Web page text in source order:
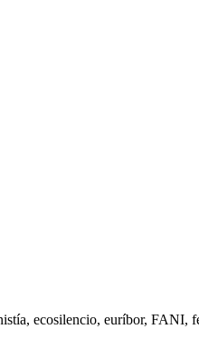
ecosilencio, euríbor,